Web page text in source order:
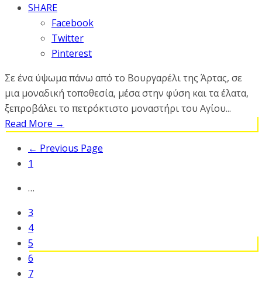
SHARE
Facebook
Twitter
Pinterest
Σε ένα ύψωμα πάνω από το Βουργαρέλι της Άρτας, σε
μια μοναδική τοποθεσία, μέσα στην φύση και τα έλατα,
ξεπροβάλει το πετρόκτιστο μοναστήρι του Αγίου...
Read More →
← Previous Page
1
…
3
4
5
6
7